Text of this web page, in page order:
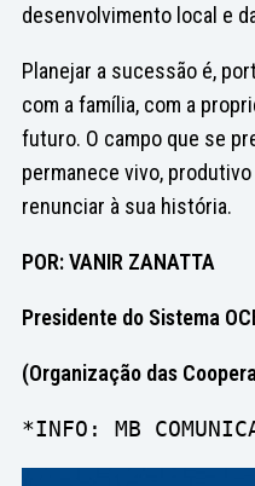
desenvolvimento local e
Planejar a sucessão é,
com a família, com a
futuro. O campo que se
permanece vivo,
renunciar à sua história.
POR: VANIR ZANATTA
Presidente do Sistema
(Organização das
*INFO: MB